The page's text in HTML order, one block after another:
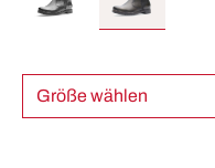
Größe wählen